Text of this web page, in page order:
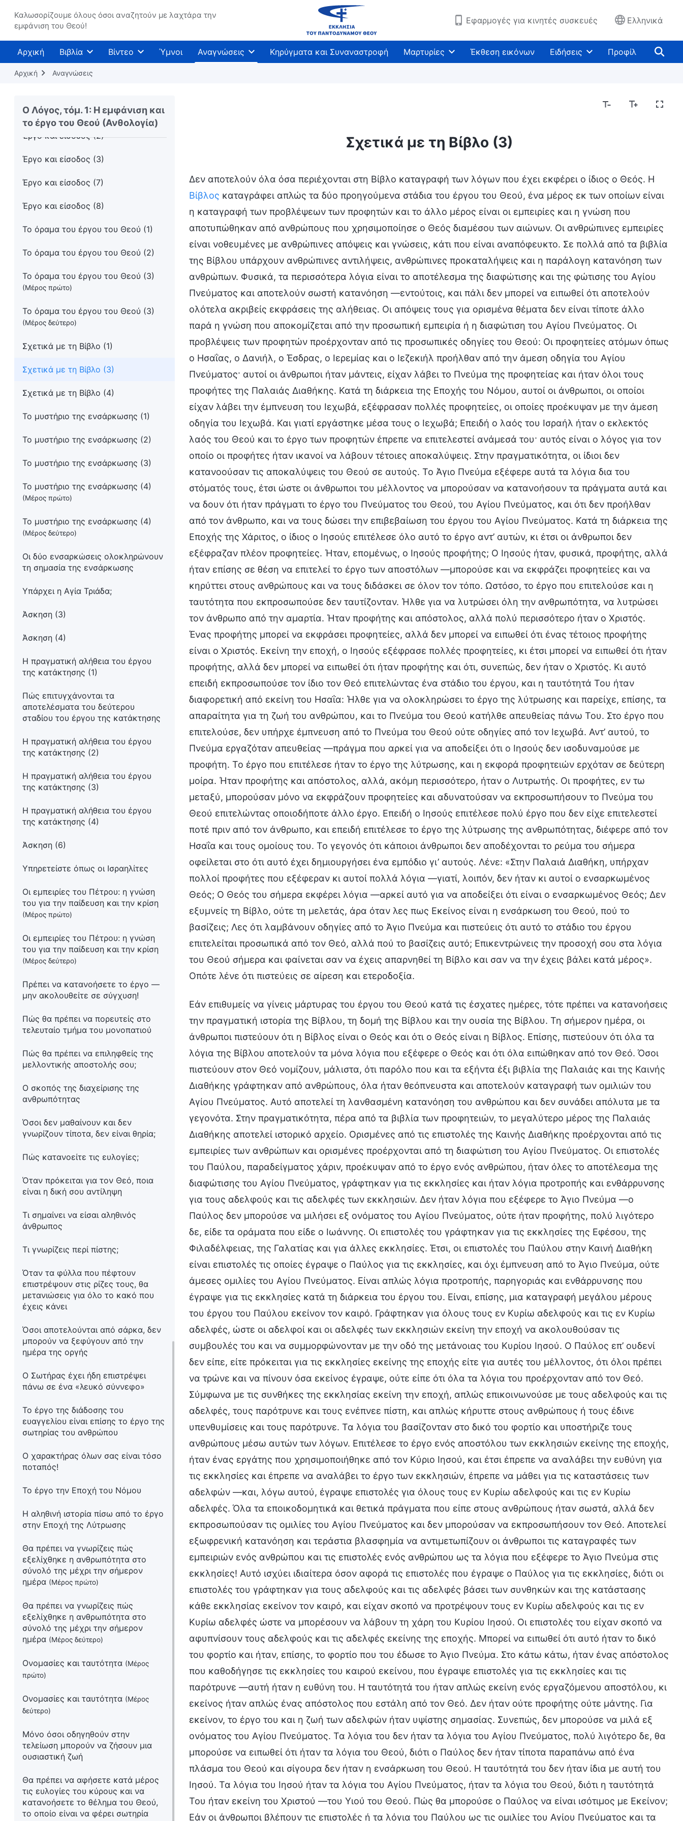
Καλωσορίζουμε όλους όσοι αναζητούν με λαχτάρα την
εμφάνιση του Θεού!
Εφαρμογές για κινητές συσκευές Ελληνικά
Αρχική Βιβλία Βίντεο Ύμνοι Αναγνώσεις Κηρύγματα και Συναναστροφή Μαρτυρίες Έκθεση εικόνων Ειδήσεις Προφίλ
Αρχική Αναγνώσεις
Ο Λόγος, τόμ. 1: Η εμφάνιση και
το έργο του Θεού (Ανθολογία)
Είσαι κάποιος που έχει έρθει στη
ζωή;
σημαίνει πως είστε εχθρικοί προς
τον Θεό
Έργο και είσοδος (2)
Έργο και είσοδος (3)
Έργο και είσοδος (7)
Έργο και είσοδος (8)
Το όραμα του έργου του Θεού (1)
Το όραμα του έργου του Θεού (2)
Το όραμα του έργου του Θεού (3)
(Μέρος πρώτο)
Το όραμα του έργου του Θεού (3)
(Μέρος δεύτερο)
Σχετικά με τη Βίβλο (1)
Σχετικά με τη Βίβλο (3)
Σχετικά με τη Βίβλο (4)
Το μυστήριο της ενσάρκωσης (1)
Το μυστήριο της ενσάρκωσης (2)
Το μυστήριο της ενσάρκωσης (3)
Το μυστήριο της ενσάρκωσης (4)
(Μέρος πρώτο)
Το μυστήριο της ενσάρκωσης (4)
(Μέρος δεύτερο)
Οι δύο ενσαρκώσεις ολοκληρώνουν
τη σημασία της ενσάρκωσης
Υπάρχει η Αγία Τριάδα;
Άσκηση (3)
Άσκηση (4)
Η πραγματική αλήθεια του έργου
της κατάκτησης (1)
Πώς επιτυγχάνονται τα
αποτελέσματα του δεύτερου
σταδίου του έργου της κατάκτησης
Η πραγματική αλήθεια του έργου
της κατάκτησης (2)
Η πραγματική αλήθεια του έργου
της κατάκτησης (3)
Η πραγματική αλήθεια του έργου
της κατάκτησης (4)
Άσκηση (6)
Υπηρετείστε όπως οι Ισραηλίτες
Οι εμπειρίες του Πέτρου: η γνώση
του για την παίδευση και την κρίση
(Μέρος πρώτο)
Οι εμπειρίες του Πέτρου: η γνώση
του για την παίδευση και την κρίση
(Μέρος δεύτερο)
Πρέπει να κατανοήσετε το έργο —
μην ακολουθείτε σε σύγχυση!
Πώς θα πρέπει να πορευτείς στο
τελευταίο τμήμα του μονοπατιού
Πώς θα πρέπει να επιληφθείς της
μελλοντικής αποστολής σου;
Ο σκοπός της διαχείρισης της
ανθρωπότητας
Όσοι δεν μαθαίνουν και δεν
γνωρίζουν τίποτα, δεν είναι θηρία;
Πώς κατανοείτε τις ευλογίες;
Όταν πρόκειται για τον Θεό, ποια
είναι η δική σου αντίληψη
Τι σημαίνει να είσαι αληθινός
άνθρωπος
Τι γνωρίζεις περί πίστης;
Όταν τα φύλλα που πέφτουν
επιστρέψουν στις ρίζες τους, θα
μετανιώσεις για όλο το κακό που
έχεις κάνει
Όσοι αποτελούνται από σάρκα, δεν
μπορούν να ξεφύγουν από την
ημέρα της οργής
Ο Σωτήρας έχει ήδη επιστρέψει
πάνω σε ένα «λευκό σύννεφο»
Το έργο της διάδοσης του
ευαγγελίου είναι επίσης το έργο της
σωτηρίας του ανθρώπου
Ο χαρακτήρας όλων σας είναι τόσο
ποταπός!
Το έργο την Εποχή του Νόμου
Η αληθινή ιστορία πίσω από το έργο
στην Εποχή της Λύτρωσης
Θα πρέπει να γνωρίζεις πώς
εξελίχθηκε η ανθρωπότητα στο
σύνολό της μέχρι την σήμερον
ημέρα (Μέρος πρώτο)
Θα πρέπει να γνωρίζεις πώς
εξελίχθηκε η ανθρωπότητα στο
σύνολό της μέχρι την σήμερον
ημέρα (Μέρος δεύτερο)
Ονομασίες και ταυτότητα (Μέρος
πρώτο)
Ονομασίες και ταυτότητα (Μέρος
δεύτερο)
Μόνο όσοι οδηγηθούν στην
τελείωση μπορούν να ζήσουν μια
ουσιαστική ζωή
Θα πρέπει να αφήσετε κατά μέρος
τις ευλογίες του κύρους και να
κατανοήσετε το θέλημα του Θεού,
το οποίο είναι να φέρει σωτηρία
Σχετικά με τη Βίβλο (3)
Δεν αποτελούν όλα όσα περιέχονται στη Βίβλο καταγραφή των λόγων που έχει εκφέρει ο ίδιος ο Θεός. Η
Βίβλος καταγράφει απλώς τα δύο προηγούμενα στάδια του έργου του Θεού, ένα μέρος εκ των οποίων είναι
η καταγραφή των προβλέψεων των προφητών και το άλλο μέρος είναι οι εμπειρίες και η γνώση που
αποτυπώθηκαν από ανθρώπους που χρησιμοποίησε ο Θεός διαμέσου των αιώνων. Οι ανθρώπινες εμπειρίες
είναι νοθευμένες με ανθρώπινες απόψεις και γνώσεις, κάτι που είναι αναπόφευκτο. Σε πολλά από τα βιβλία
της Βίβλου υπάρχουν ανθρώπινες αντιλήψεις, ανθρώπινες προκαταλήψεις και η παράλογη κατανόηση των
ανθρώπων. Φυσικά, τα περισσότερα λόγια είναι το αποτέλεσμα της διαφώτισης και της φώτισης του Αγίου
Πνεύματος και αποτελούν σωστή κατανόηση —εντούτοις, και πάλι δεν μπορεί να ειπωθεί ότι αποτελούν
ολότελα ακριβείς εκφράσεις της αλήθειας. Οι απόψεις τους για ορισμένα θέματα δεν είναι τίποτε άλλο
παρά η γνώση που αποκομίζεται από την προσωπική εμπειρία ή η διαφώτιση του Αγίου Πνεύματος. Οι
προβλέψεις των προφητών προέρχονταν από τις προσωπικές οδηγίες του Θεού: Οι προφητείες ατόμων όπως
ο Ησαΐας, ο Δανιήλ, ο Έσδρας, ο Ιερεμίας και ο Ιεζεκιήλ προήλθαν από την άμεση οδηγία του Αγίου
Πνεύματος· αυτοί οι άνθρωποι ήταν μάντεις, είχαν λάβει το Πνεύμα της προφητείας και ήταν όλοι τους
προφήτες της Παλαιάς Διαθήκης. Κατά τη διάρκεια της Εποχής του Νόμου, αυτοί οι άνθρωποι, οι οποίοι
είχαν λάβει την έμπνευση του Ιεχωβά, εξέφρασαν πολλές προφητείες, οι οποίες προέκυψαν με την άμεση
οδηγία του Ιεχωβά. Και γιατί εργάστηκε μέσα τους ο Ιεχωβά; Επειδή ο λαός του Ισραήλ ήταν ο εκλεκτός
λαός του Θεού και το έργο των προφητών έπρεπε να επιτελεστεί ανάμεσά του· αυτός είναι ο λόγος για τον
οποίο οι προφήτες ήταν ικανοί να λάβουν τέτοιες αποκαλύψεις. Στην πραγματικότητα, οι ίδιοι δεν
κατανοούσαν τις αποκαλύψεις του Θεού σε αυτούς. Το Άγιο Πνεύμα εξέφερε αυτά τα λόγια δια του
στόματός τους, έτσι ώστε οι άνθρωποι του μέλλοντος να μπορούσαν να κατανοήσουν τα πράγματα αυτά και
να δουν ότι ήταν πράγματι το έργο του Πνεύματος του Θεού, του Αγίου Πνεύματος, και ότι δεν προήλθαν
από τον άνθρωπο, και να τους δώσει την επιβεβαίωση του έργου του Αγίου Πνεύματος. Κατά τη διάρκεια της
Εποχής της Χάριτος, ο ίδιος ο Ιησούς επιτέλεσε όλο αυτό το έργο αντ’ αυτών, κι έτσι οι άνθρωποι δεν
εξέφραζαν πλέον προφητείες. Ήταν, επομένως, ο Ιησούς προφήτης; Ο Ιησούς ήταν, φυσικά, προφήτης, αλλά
ήταν επίσης σε θέση να επιτελεί το έργο των αποστόλων —μπορούσε και να εκφράζει προφητείες και να
κηρύττει στους ανθρώπους και να τους διδάσκει σε όλον τον τόπο. Ωστόσο, το έργο που επιτελούσε και η
ταυτότητα που εκπροσωπούσε δεν ταυτίζονταν. Ήλθε για να λυτρώσει όλη την ανθρωπότητα, να λυτρώσει
τον άνθρωπο από την αμαρτία. Ήταν προφήτης και απόστολος, αλλά πολύ περισσότερο ήταν ο Χριστός.
Ένας προφήτης μπορεί να εκφράσει προφητείες, αλλά δεν μπορεί να ειπωθεί ότι ένας τέτοιος προφήτης
είναι ο Χριστός. Εκείνη την εποχή, ο Ιησούς εξέφρασε πολλές προφητείες, κι έτσι μπορεί να ειπωθεί ότι ήταν
προφήτης, αλλά δεν μπορεί να ειπωθεί ότι ήταν προφήτης και ότι, συνεπώς, δεν ήταν ο Χριστός. Κι αυτό
επειδή εκπροσωπούσε τον ίδιο τον Θεό επιτελώντας ένα στάδιο του έργου, και η ταυτότητά Του ήταν
διαφορετική από εκείνη του Ησαΐα: Ήλθε για να ολοκληρώσει το έργο της λύτρωσης και παρείχε, επίσης, τα
απαραίτητα για τη ζωή του ανθρώπου, και το Πνεύμα του Θεού κατήλθε απευθείας πάνω Του. Στο έργο που
επιτελούσε, δεν υπήρχε έμπνευση από το Πνεύμα του Θεού ούτε οδηγίες από τον Ιεχωβά. Αντ’ αυτού, το
Πνεύμα εργαζόταν απευθείας —πράγμα που αρκεί για να αποδείξει ότι ο Ιησούς δεν ισοδυναμούσε με
προφήτη. Το έργο που επιτέλεσε ήταν το έργο της λύτρωσης, και η εκφορά προφητειών ερχόταν σε δεύτερη
μοίρα. Ήταν προφήτης και απόστολος, αλλά, ακόμη περισσότερο, ήταν ο Λυτρωτής. Οι προφήτες, εν τω
μεταξύ, μπορούσαν μόνο να εκφράζουν προφητείες και αδυνατούσαν να εκπροσωπήσουν το Πνεύμα του
Θεού επιτελώντας οποιοδήποτε άλλο έργο. Επειδή ο Ιησούς επιτέλεσε πολύ έργο που δεν είχε επιτελεστεί
ποτέ πριν από τον άνθρωπο, και επειδή επιτέλεσε το έργο της λύτρωσης της ανθρωπότητας, διέφερε από τον
Ησαΐα και τους ομοίους του. Το γεγονός ότι κάποιοι άνθρωποι δεν αποδέχονται το ρεύμα του σήμερα
οφείλεται στο ότι αυτό έχει δημιουργήσει ένα εμπόδιο γι’ αυτούς. Λένε: «Στην Παλαιά Διαθήκη, υπήρχαν
πολλοί προφήτες που εξέφεραν κι αυτοί πολλά λόγια —γιατί, λοιπόν, δεν ήταν κι αυτοί ο ενσαρκωμένος
Θεός; Ο Θεός του σήμερα εκφέρει λόγια —αρκεί αυτό για να αποδείξει ότι είναι ο ενσαρκωμένος Θεός; Δεν
εξυμνείς τη Βίβλο, ούτε τη μελετάς, άρα όταν λες πως Εκείνος είναι η ενσάρκωση του Θεού, πού το
βασίζεις; Λες ότι λαμβάνουν οδηγίες από το Άγιο Πνεύμα και πιστεύεις ότι αυτό το στάδιο του έργου
επιτελείται προσωπικά από τον Θεό, αλλά πού το βασίζεις αυτό; Επικεντρώνεις την προσοχή σου στα λόγια
του Θεού σήμερα και φαίνεται σαν να έχεις απαρνηθεί τη Βίβλο και σαν να την έχεις βάλει κατά μέρος».
Οπότε λένε ότι πιστεύεις σε αίρεση και ετεροδοξία.
Εάν επιθυμείς να γίνεις μάρτυρας του έργου του Θεού κατά τις έσχατες ημέρες, τότε πρέπει να κατανοήσεις
την πραγματική ιστορία της Βίβλου, τη δομή της Βίβλου και την ουσία της Βίβλου. Τη σήμερον ημέρα, οι
άνθρωποι πιστεύουν ότι η Βίβλος είναι ο Θεός και ότι ο Θεός είναι η Βίβλος. Επίσης, πιστεύουν ότι όλα τα
λόγια της Βίβλου αποτελούν τα μόνα λόγια που εξέφερε ο Θεός και ότι όλα ειπώθηκαν από τον Θεό. Όσοι
πιστεύουν στον Θεό νομίζουν, μάλιστα, ότι παρόλο που και τα εξήντα έξι βιβλία της Παλαιάς και της Καινής
Διαθήκης γράφτηκαν από ανθρώπους, όλα ήταν θεόπνευστα και αποτελούν καταγραφή των ομιλιών του
Αγίου Πνεύματος. Αυτό αποτελεί τη λανθασμένη κατανόηση του ανθρώπου και δεν συνάδει απόλυτα με τα
γεγονότα. Στην πραγματικότητα, πέρα από τα βιβλία των προφητειών, το μεγαλύτερο μέρος της Παλαιάς
Διαθήκης αποτελεί ιστορικό αρχείο. Ορισμένες από τις επιστολές της Καινής Διαθήκης προέρχονται από τις
εμπειρίες των ανθρώπων και ορισμένες προέρχονται από τη διαφώτιση του Αγίου Πνεύματος. Οι επιστολές
του Παύλου, παραδείγματος χάριν, προέκυψαν από το έργο ενός ανθρώπου, ήταν όλες το αποτέλεσμα της
διαφώτισης του Αγίου Πνεύματος, γράφτηκαν για τις εκκλησίες και ήταν λόγια προτροπής και ενθάρρυνσης
για τους αδελφούς και τις αδελφές των εκκλησιών. Δεν ήταν λόγια που εξέφερε το Άγιο Πνεύμα —ο
Παύλος δεν μπορούσε να μιλήσει εξ ονόματος του Αγίου Πνεύματος, ούτε ήταν προφήτης, πολύ λιγότερο
δε, είδε τα οράματα που είδε ο Ιωάννης. Οι επιστολές του γράφτηκαν για τις εκκλησίες της Εφέσου, της
Φιλαδέλφειας, της Γαλατίας και για άλλες εκκλησίες. Έτσι, οι επιστολές του Παύλου στην Καινή Διαθήκη
είναι επιστολές τις οποίες έγραψε ο Παύλος για τις εκκλησίες, και όχι έμπνευση από το Άγιο Πνεύμα, ούτε
άμεσες ομιλίες του Αγίου Πνεύματος. Είναι απλώς λόγια προτροπής, παρηγοριάς και ενθάρρυνσης που
έγραψε για τις εκκλησίες κατά τη διάρκεια του έργου του. Είναι, επίσης, μια καταγραφή μεγάλου μέρους
του έργου του Παύλου εκείνον τον καιρό. Γράφτηκαν για όλους τους εν Κυρίω αδελφούς και τις εν Κυρίω
αδελφές, ώστε οι αδελφοί και οι αδελφές των εκκλησιών εκείνη την εποχή να ακολουθούσαν τις
συμβουλές του και να συμμορφώνονταν με την οδό της μετάνοιας του Κυρίου Ιησού. Ο Παύλος επ’ ουδενί
δεν είπε, είτε πρόκειται για τις εκκλησίες εκείνης της εποχής είτε για αυτές του μέλλοντος, ότι όλοι πρέπει
να τρώνε και να πίνουν όσα εκείνος έγραψε, ούτε είπε ότι όλα τα λόγια του προέρχονταν από τον Θεό.
Σύμφωνα με τις συνθήκες της εκκλησίας εκείνη την εποχή, απλώς επικοινωνούσε με τους αδελφούς και τις
αδελφές, τους παρότρυνε και τους ενέπνεε πίστη, και απλώς κήρυττε στους ανθρώπους ή τους έδινε
υπενθυμίσεις και τους παρότρυνε. Τα λόγια του βασίζονταν στο δικό του φορτίο και υποστήριζε τους
ανθρώπους μέσω αυτών των λόγων. Επιτέλεσε το έργο ενός αποστόλου των εκκλησιών εκείνης της εποχής,
ήταν ένας εργάτης που χρησιμοποιήθηκε από τον Κύριο Ιησού, και έτσι έπρεπε να αναλάβει την ευθύνη για
τις εκκλησίες και έπρεπε να αναλάβει το έργο των εκκλησιών, έπρεπε να μάθει για τις καταστάσεις των
αδελφών —και, λόγω αυτού, έγραψε επιστολές για όλους τους εν Κυρίω αδελφούς και τις εν Κυρίω
αδελφές. Όλα τα εποικοδομητικά και θετικά πράγματα που είπε στους ανθρώπους ήταν σωστά, αλλά δεν
εκπροσωπούσαν τις ομιλίες του Αγίου Πνεύματος και δεν μπορούσαν να εκπροσωπήσουν τον Θεό. Αποτελεί
εξωφρενική κατανόηση και τεράστια βλασφημία να αντιμετωπίζουν οι άνθρωποι τις καταγραφές των
εμπειριών ενός ανθρώπου και τις επιστολές ενός ανθρώπου ως τα λόγια που εξέφερε το Άγιο Πνεύμα στις
εκκλησίες! Αυτό ισχύει ιδιαίτερα όσον αφορά τις επιστολές που έγραψε ο Παύλος για τις εκκλησίες, διότι οι
επιστολές του γράφτηκαν για τους αδελφούς και τις αδελφές βάσει των συνθηκών και της κατάστασης
κάθε εκκλησίας εκείνον τον καιρό, και είχαν σκοπό να προτρέψουν τους εν Κυρίω αδελφούς και τις εν
Κυρίω αδελφές ώστε να μπορέσουν να λάβουν τη χάρη του Κυρίου Ιησού. Οι επιστολές του είχαν σκοπό να
αφυπνίσουν τους αδελφούς και τις αδελφές εκείνης της εποχής. Μπορεί να ειπωθεί ότι αυτό ήταν το δικό
του φορτίο και ήταν, επίσης, το φορτίο που του έδωσε το Άγιο Πνεύμα. Στο κάτω κάτω, ήταν ένας απόστολος
που καθοδήγησε τις εκκλησίες του καιρού εκείνου, που έγραψε επιστολές για τις εκκλησίες και τις
παρότρυνε —αυτή ήταν η ευθύνη του. Η ταυτότητά του ήταν απλώς εκείνη ενός εργαζόμενου αποστόλου, κι
εκείνος ήταν απλώς ένας απόστολος που εστάλη από τον Θεό. Δεν ήταν ούτε προφήτης ούτε μάντης. Για
εκείνον, το έργο του και η ζωή των αδελφών ήταν υψίστης σημασίας. Συνεπώς, δεν μπορούσε να μιλά εξ
ονόματος του Αγίου Πνεύματος. Τα λόγια του δεν ήταν τα λόγια του Αγίου Πνεύματος, πολύ λιγότερο δε, θα
μπορούσε να ειπωθεί ότι ήταν τα λόγια του Θεού, διότι ο Παύλος δεν ήταν τίποτα παραπάνω από ένα
πλάσμα του Θεού και σίγουρα δεν ήταν η ενσάρκωση του Θεού. Η ταυτότητά του δεν ήταν ίδια με αυτή του
Ιησού. Τα λόγια του Ιησού ήταν τα λόγια του Αγίου Πνεύματος, ήταν τα λόγια του Θεού, διότι η ταυτότητά
Του ήταν εκείνη του Χριστού —του Υιού του Θεού. Πώς θα μπορούσε ο Παύλος να είναι ισότιμος με Εκείνον;
Εάν οι άνθρωποι βλέπουν τις επιστολές ή τα λόγια του Παύλου ως τις ομιλίες του Αγίου Πνεύματος και τα